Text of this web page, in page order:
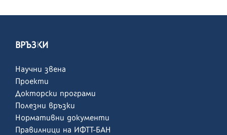
ВРЪЗКИ
Научни звена
Проекти
Докторски програми
Полезни връзки
Нормативни документи
Правилници на ИФТТ-БАН